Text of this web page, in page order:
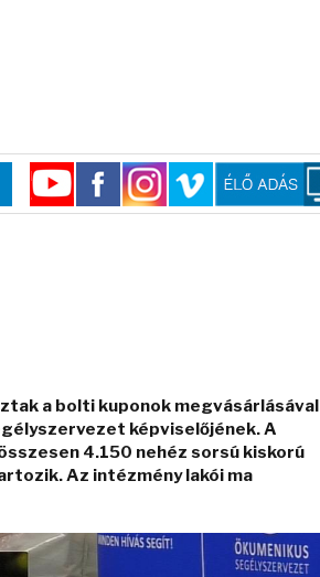
a bolti kuponok megvásárlásával
képviselőjének. A
4.150 nehéz sorsú kiskorú
Az intézmény lakói ma